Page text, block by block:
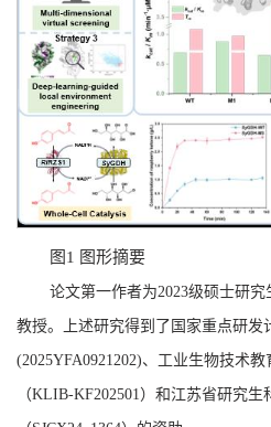
图1 图形摘要
论文第一作者为2023级硕士研究
教授。上述研究得到了国家重点研发
(2025YFA0921202)、工业生物技术
（KLIB-KF202501）和江苏省研究生